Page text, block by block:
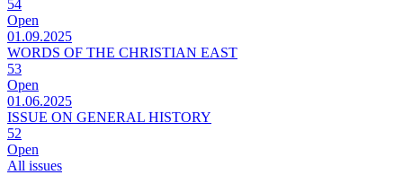
54
Open
01.09.2025
WORDS OF THE CHRISTIAN EAST
53
Open
01.06.2025
ISSUE ON GENERAL HISTORY
52
Open
All issues